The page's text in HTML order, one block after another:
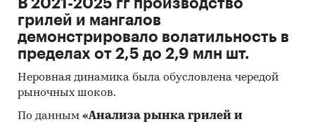
В 2021-2025 гг производство
грилей и мангалов
демонстрировало волатильность в
пределах от 2,5 до 2,9 млн шт.
Неровная динамика была обусловлена чередой
рыночных шоков.
По данным «Анализа рынка грилей и